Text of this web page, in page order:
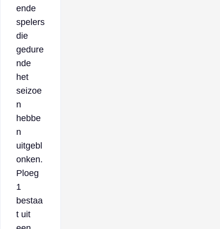
ende
spelers
die
gedure
nde
het
seizoe
n
hebbe
n
uitgebl
onken.
Ploeg
1
bestaa
t uit